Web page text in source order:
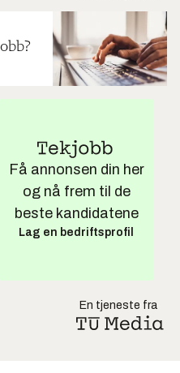
Få annonsen din her
og nå frem til de
beste kandidatene
Lag en bedriftsprofil
En tjeneste fra